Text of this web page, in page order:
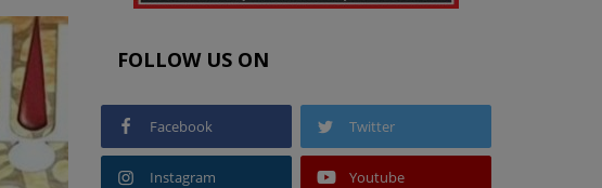
FOLLOW US ON
Facebook Twitter
Instagram Youtube